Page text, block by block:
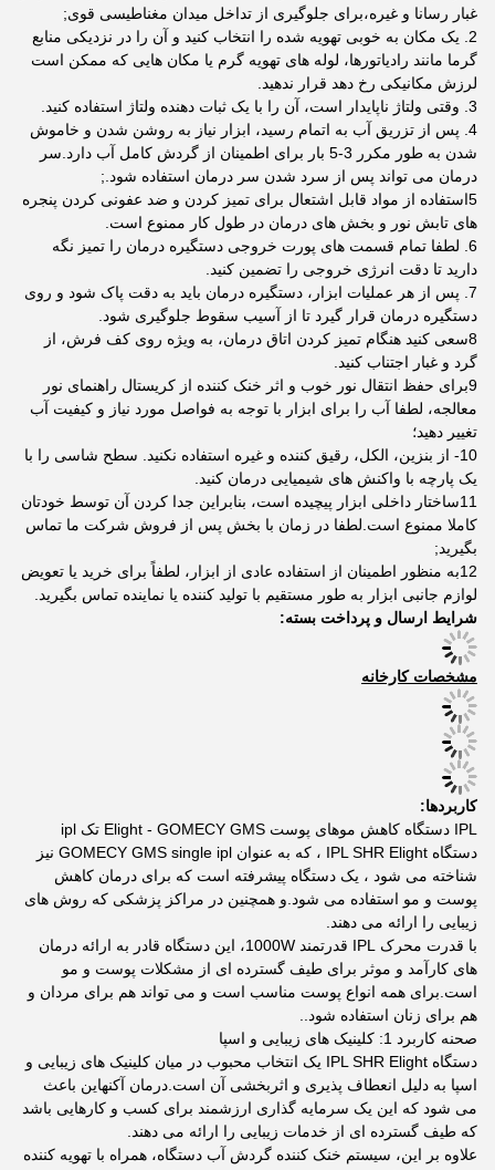
غبار رسانا و غیره،برای جلوگیری از تداخل میدان مغناطیسی قوی;
2. یک مکان به خوبی تهویه شده را انتخاب کنید و آن را در نزدیکی منابع
گرما مانند رادیاتورها، لوله های تهویه گرم یا مکان هایی که ممکن است
لرزش مکانیکی رخ دهد قرار ندهید.
3. وقتی ولتاژ ناپایدار است، آن را با یک ثبات دهنده ولتاژ استفاده کنید.
4. پس از تزریق آب به اتمام رسید، ابزار نیاز به روشن شدن و خاموش
شدن به طور مکرر 3-5 بار برای اطمینان از گردش کامل آب دارد.سر
درمان می تواند پس از سرد شدن سر درمان استفاده شود.;
5استفاده از مواد قابل اشتعال برای تمیز کردن و ضد عفونی کردن پنجره
های تابش نور و بخش های درمان در طول کار ممنوع است.
6. لطفا تمام قسمت های پورت خروجی دستگیره درمان را تمیز نگه
دارید تا دقت انرژی خروجی را تضمین کنید.
7. پس از هر عملیات ابزار، دستگیره درمان باید به دقت پاک شود و روی
دستگیره درمان قرار گیرد تا از آسیب سقوط جلوگیری شود.
8سعی کنید هنگام تمیز کردن اتاق درمان، به ویژه روی کف فرش، از
گرد و غبار اجتناب کنید.
9برای حفظ انتقال نور خوب و اثر خنک کننده از کریستال راهنمای نور
معالجه، لطفا آب را برای ابزار با توجه به فواصل مورد نیاز و کیفیت آب
تغییر دهید؛
10- از بنزین، الکل، رقیق کننده و غیره استفاده نکنید. سطح شاسی را با
یک پارچه با واکنش های شیمیایی درمان کنید.
11ساختار داخلی ابزار پیچیده است، بنابراین جدا کردن آن توسط خودتان
کاملا ممنوع است.لطفا در زمان با بخش پس از فروش شرکت ما تماس
بگیرید;
12به منظور اطمینان از استفاده عادی از ابزار، لطفاً برای خرید یا تعویض
لوازم جانبی ابزار به طور مستقیم با تولید کننده یا نماینده تماس بگیرید.
شرایط ارسال و پرداخت بسته:
مشخصات کارخانه
کاربردها:
IPL دستگاه کاهش موهای پوست Elight - GOMECY GMS تک ipl
دستگاه IPL SHR Elight ، که به عنوان GOMECY GMS single ipl نیز
شناخته می شود ، یک دستگاه پیشرفته است که برای درمان کاهش
پوست و مو استفاده می شود.و همچنین در مراکز پزشکی که روش های
زیبایی را ارائه می دهند.
با قدرت محرک IPL قدرتمند 1000W، این دستگاه قادر به ارائه درمان
های کارآمد و موثر برای طیف گسترده ای از مشکلات پوست و مو
است.برای همه انواع پوست مناسب است و می تواند هم برای مردان و
هم برای زنان استفاده شود..
صحنه کاربرد 1: کلینیک های زیبایی و اسپا
دستگاه IPL SHR Elight یک انتخاب محبوب در میان کلینیک های زیبایی و
اسپا به دلیل انعطاف پذیری و اثربخشی آن است.درمان آکنهاین باعث
می شود که این یک سرمایه گذاری ارزشمند برای کسب و کارهایی باشد
که طیف گسترده ای از خدمات زیبایی را ارائه می دهند.
علاوه بر این، سیستم خنک کننده گردش آب دستگاه، همراه با تهویه کننده